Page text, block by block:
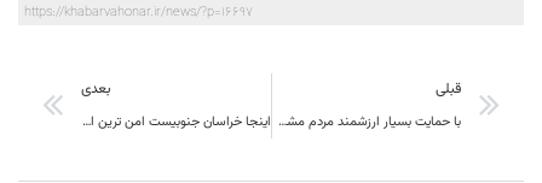
https://khabarvahonar.ir/news/?p=16697
قبلی
با حمایت بسیار ارزشمند مردم مشکلات کنونی کشور رفع خواهد شد
بعدی
اینجا خراسان جنوبیست امن ترین استان ایران و نیازمند توجه ویژه